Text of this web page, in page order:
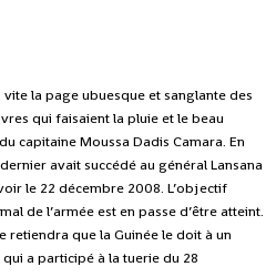
la page ubuesque et sanglante des
qui faisaient la pluie et le beau
capitaine Moussa Dadis Camara. En
avait succédé au général Lansana
le 22 décembre 2008. L’objectif
de l’armée est en passe d’être atteint.
retiendra que la Guinée le doit à un
a participé à la tuerie du 28